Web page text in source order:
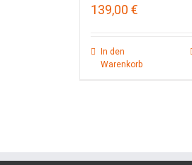
139,00 €
In den
Warenkorb